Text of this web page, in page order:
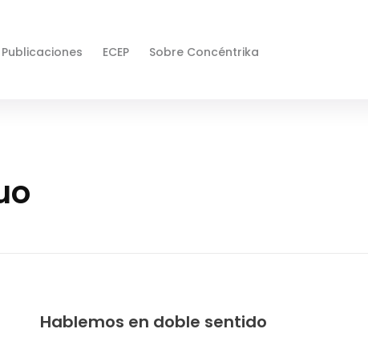
Publicaciones ECEP Sobre Concéntrika
Hablemos en doble sentido